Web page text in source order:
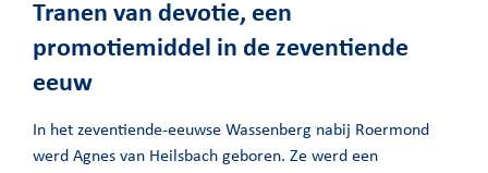
Tranen van devotie, een
promotiemiddel in de zeventiende
eeuw
In het zeventiende-eeuwse Wassenberg nabij Roermond
werd Agnes van Heilsbach geboren. Ze werd een